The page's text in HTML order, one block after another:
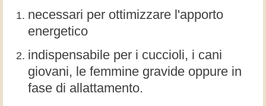
necessari per ottimizzare l'apporto
energetico
indispensabile per i cuccioli, i cani
giovani, le femmine gravide oppure in
fase di allattamento.